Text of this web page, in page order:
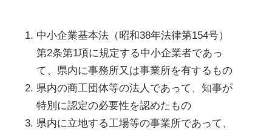
中小企業基本法（昭和38年法律第154号）
第2条第1項に規定する中小企業者であっ
て、県内に事務所又は事業所を有するもの
県内の商工団体等の法人であって、知事が
特別に認定の必要性を認めたもの
県内に立地する工場等の事業所であって、